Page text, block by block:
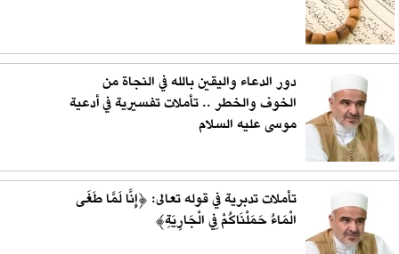
دور الدعاء واليقين بالله في النجاة من
الخوف والخطر .. تأملات تفسيرية في أدعية
موسى عليه السلام
تأملات تدبرية في قوله تعالى: ﴿إِنَّا لَمَّا طَغَى
الْمَاءُ حَمَلْنَاكُمْ فِي الْجَارِيَةِ﴾